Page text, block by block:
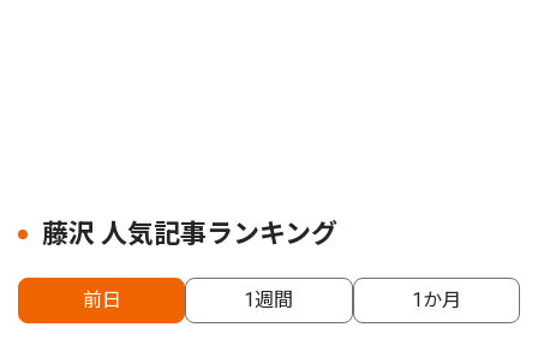
藤沢 人気記事ランキング
前日 1週間 1か月